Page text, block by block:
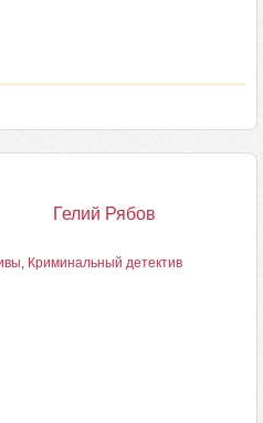
Гелий Рябов
, Криминальный детектив